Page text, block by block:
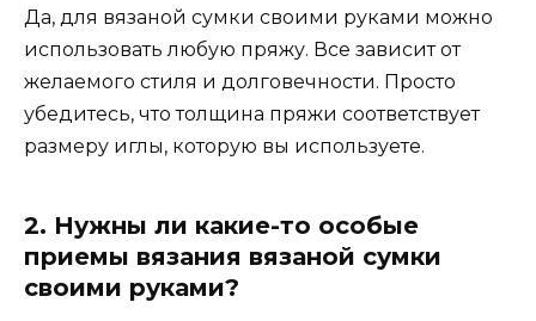
Да, для вязаной сумки своими руками можно
использовать любую пряжу. Все зависит от
желаемого стиля и долговечности. Просто
убедитесь, что толщина пряжи соответствует
размеру иглы, которую вы используете.
2. Нужны ли какие-то особые
приемы вязания вязаной сумки
своими руками?